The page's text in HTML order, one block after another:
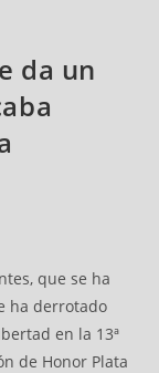
da un
que se ha
ha derrotado
en la 13ª
de Honor Plata